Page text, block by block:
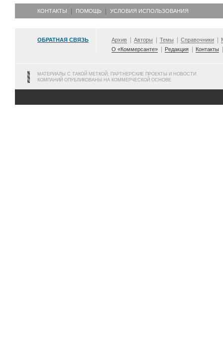
КОНТАКТЫ ПОМОЩЬ УСЛОВИЯ ИСПОЛЬЗОВАНИЯ
ОБРАТНАЯ СВЯЗЬ Архив Авторы Темы Справочники
О «Коммерсанте»
Редакция Контакты
МАТЕРИАЛЫ С ТАКОЙ МЕТКОЙ, ПАРТНЕРСКИЕ ПРОЕКТЫ И НОВОСТИ
КОМПАНИЙ ОПУБЛИКОВАНЫ НА КОММЕРЧЕСКОЙ ОСНОВЕ